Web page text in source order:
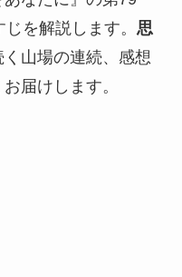
を解説します。 思
山場の連続、感想
届けします。